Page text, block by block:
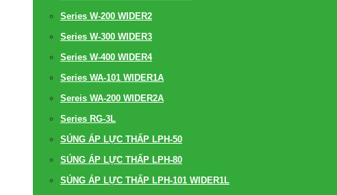
Series W-200 WIDER2
Series W-300 WIDER3
Series W-400 WIDER4
Series WA-101 WIDER1A
Sereis WA-200 WIDER2A
Series RG-3L
SÚNG ÁP LỰC THẤP LPH-50
SÚNG ÁP LỰC THẤP LPH-80
SÚNG ÁP LỰC THẤP LPH-101 WIDER1L